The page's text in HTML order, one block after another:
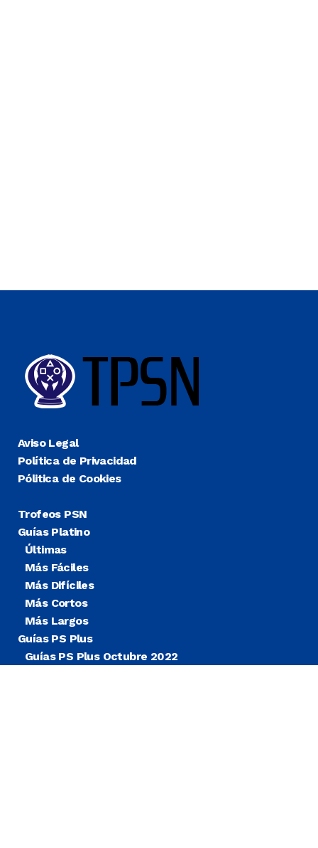
Aviso Legal
Política de Privacidad
Pólitica de Cookies
Trofeos PSN
Guías Platino
Últimas
Más Fáciles
Más Difíciles
Más Cortos
Más Largos
Guías PS Plus
Guías PS Plus Octubre 2022